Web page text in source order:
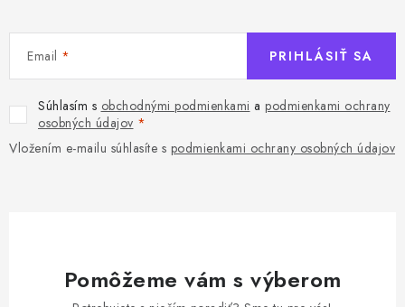
Email
Súhlasím s obchodnými podmienkami a podmienkami ochrany
osobných údajov
Vložením e-mailu súhlasíte s podmienkami ochrany osobných údajov
PRIHLÁSIŤ SA
Pomôžeme vám s výberom